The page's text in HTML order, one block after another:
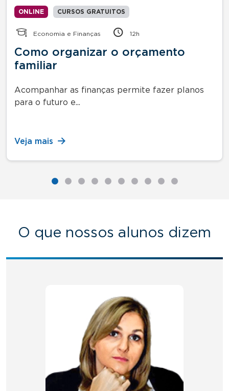
ONLINE CURSOS GRATUITOS
Economia e Finanças 12h
Como organizar o orçamento
familiar
Acompanhar as finanças permite fazer planos
para o futuro e...
Veja mais
O que nossos alunos dizem